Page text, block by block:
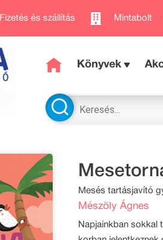
Fizetés és szállítás Mintabolt
Könyvek
Mesés tartásjavító
Mészöly Ágnes
Napjainkban sokkal